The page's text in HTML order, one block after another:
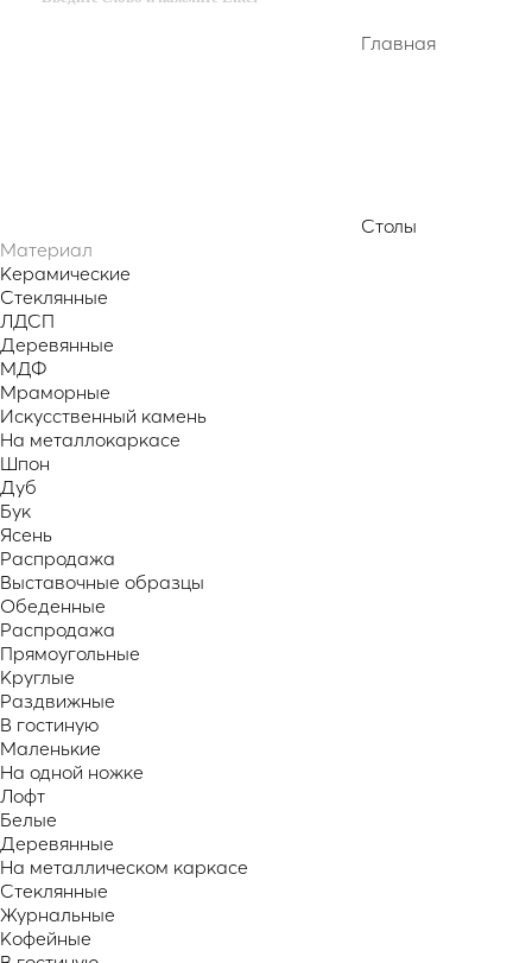
Главная
Столы
Материал
Керамические
Стеклянные
ЛДСП
Деревянные
МДФ
Мраморные
Искусственный камень
На металлокаркасе
Шпон
Дуб
Бук
Ясень
Распродажа
Выставочные образцы
Обеденные
Распродажа
Прямоугольные
Круглые
Раздвижные
В гостиную
Маленькие
На одной ножке
Лофт
Белые
Деревянные
На металлическом каркасе
Стеклянные
Журнальные
Кофейные